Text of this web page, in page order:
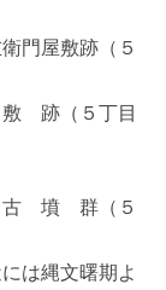
屋敷跡（５
（５丁目
墳 群（５
は縄文曙期よ